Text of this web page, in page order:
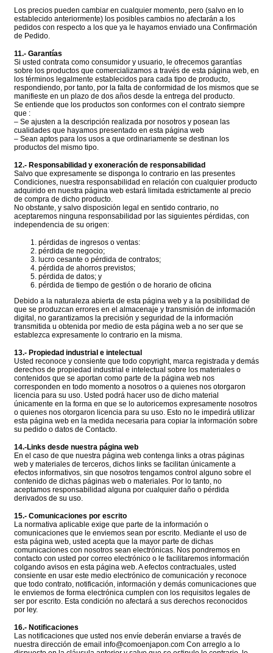
Los precios pueden cambiar en cualquier momento, pero (salvo en lo
establecido anteriormente) los posibles cambios no afectarán a los
pedidos con respecto a los que ya le hayamos enviado una Confirmación
de Pedido.
11.- Garantías
Si usted contrata como consumidor y usuario, le ofrecemos garantías
sobre los productos que comercializamos a través de esta página web, en
los términos legalmente establecidos para cada tipo de producto,
respondiendo, por tanto, por la falta de conformidad de los mismos que se
manifieste en un plazo de dos años desde la entrega del producto.
Se entiende que los productos son conformes con el contrato siempre
que :
– Se ajusten a la descripción realizada por nosotros y posean las
cualidades que hayamos presentado en esta página web
– Sean aptos para los usos a que ordinariamente se destinan los
productos del mismo tipo.
12.- Responsabilidad y exoneración de responsabilidad
Salvo que expresamente se disponga lo contrario en las presentes
Condiciones, nuestra responsabilidad en relación con cualquier producto
adquirido en nuestra página web estará limitada estrictamente al precio
de compra de dicho producto.
No obstante, y salvo disposición legal en sentido contrario, no
aceptaremos ninguna responsabilidad por las siguientes pérdidas, con
independencia de su origen:
pérdidas de ingresos o ventas:
pérdida de negocio;
lucro cesante o pérdida de contratos;
pérdida de ahorros previstos;
pérdida de datos; y
pérdida de tiempo de gestión o de horario de oficina
Debido a la naturaleza abierta de esta página web y a la posibilidad de
que se produzcan errores en el almacenaje y transmisión de información
digital, no garantizamos la precisión y seguridad de la información
transmitida u obtenida por medio de esta página web a no ser que se
establezca expresamente lo contrario en la misma.
13.- Propiedad industrial e intelectual
Usted reconoce y consiente que todo copyright, marca registrada y demás
derechos de propiedad industrial e intelectual sobre los materiales o
contenidos que se aportan como parte de la página web nos
corresponden en todo momento a nosotros o a quienes nos otorgaron
licencia para su uso. Usted podrá hacer uso de dicho material
únicamente en la forma en que se lo autoricemos expresamente nosotros
o quienes nos otorgaron licencia para su uso. Esto no le impedirá utilizar
esta página web en la medida necesaria para copiar la información sobre
su pedido o datos de Contacto.
14.-Links desde nuestra página web
En el caso de que nuestra página web contenga links a otras páginas
web y materiales de terceros, dichos links se facilitan únicamente a
efectos informativos, sin que nosotros tengamos control alguno sobre el
contenido de dichas páginas web o materiales. Por lo tanto, no
aceptamos responsabilidad alguna por cualquier daño o pérdida
derivados de su uso.
15.- Comunicaciones por escrito
La normativa aplicable exige que parte de la información o
comunicaciones que le enviemos sean por escrito. Mediante el uso de
esta página web, usted acepta que la mayor parte de dichas
comunicaciones con nosotros sean electrónicas. Nos pondremos en
contacto con usted por correo electrónico o le facilitaremos información
colgando avisos en esta página web. A efectos contractuales, usted
consiente en usar este medio electrónico de comunicación y reconoce
que todo contrato, notificación, información y demás comunicaciones que
le enviemos de forma electrónica cumplen con los requisitos legales de
ser por escrito. Esta condición no afectará a sus derechos reconocidos
por ley.
16.- Notificaciones
Las notificaciones que usted nos envíe deberán enviarse a través de
nuestra dirección de email info@comoenjapon.com Con arreglo a lo